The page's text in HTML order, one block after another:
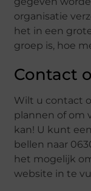
organisatie
het in een
groep is, hoe
Contact
Wilt u contact
plannen of om
kan! U kunt
bellen naar
het mogelijk
website in te